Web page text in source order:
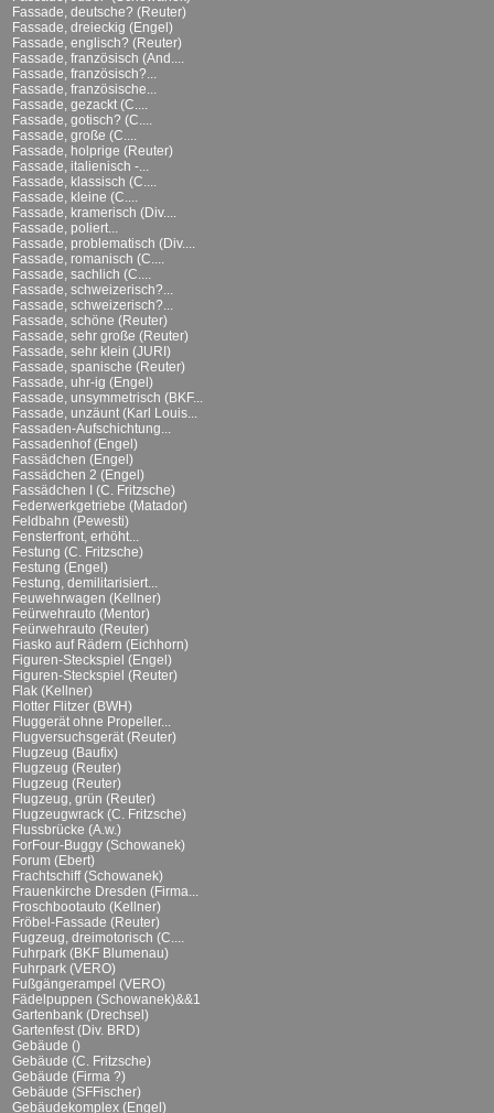
Fassade, deutsche? (Reuter)
Fassade, dreieckig (Engel)
Fassade, englisch? (Reuter)
Fassade, französisch (And....
Fassade, französisch?...
Fassade, französische...
Fassade, gezackt (C....
Fassade, gotisch? (C....
Fassade, große (C....
Fassade, holprige (Reuter)
Fassade, italienisch -...
Fassade, klassisch (C....
Fassade, kleine (C....
Fassade, kramerisch (Div....
Fassade, poliert...
Fassade, problematisch (Div....
Fassade, romanisch (C....
Fassade, sachlich (C....
Fassade, schweizerisch?...
Fassade, schweizerisch?...
Fassade, schöne (Reuter)
Fassade, sehr große (Reuter)
Fassade, sehr klein (JURI)
Fassade, spanische (Reuter)
Fassade, uhr-ig (Engel)
Fassade, unsymmetrisch (BKF...
Fassade, unzäunt (Karl Louis...
Fassaden-Aufschichtung...
Fassadenhof (Engel)
Fassädchen (Engel)
Fassädchen 2 (Engel)
Fassädchen I (C. Fritzsche)
Federwerkgetriebe (Matador)
Feldbahn (Pewesti)
Fensterfront, erhöht...
Festung (C. Fritzsche)
Festung (Engel)
Festung, demilitarisiert...
Feuwehrwagen (Kellner)
Feürwehrauto (Mentor)
Feürwehrauto (Reuter)
Fiasko auf Rädern (Eichhorn)
Figuren-Steckspiel (Engel)
Figuren-Steckspiel (Reuter)
Flak (Kellner)
Flotter Flitzer (BWH)
Fluggerät ohne Propeller...
Flugversuchsgerät (Reuter)
Flugzeug (Baufix)
Flugzeug (Reuter)
Flugzeug (Reuter)
Flugzeug, grün (Reuter)
Flugzeugwrack (C. Fritzsche)
Flussbrücke (A.w.)
ForFour-Buggy (Schowanek)
Forum (Ebert)
Frachtschiff (Schowanek)
Frauenkirche Dresden (Firma...
Froschbootauto (Kellner)
Fröbel-Fassade (Reuter)
Fugzeug, dreimotorisch (C....
Fuhrpark (BKF Blumenau)
Fuhrpark (VERO)
Fußgängerampel (VERO)
Fädelpuppen (Schowanek)&&1
Gartenbank (Drechsel)
Gartenfest (Div. BRD)
Gebäude ()
Gebäude (C. Fritzsche)
Gebäude (Firma ?)
Gebäude (SFFischer)
Gebäudekomplex (Engel)